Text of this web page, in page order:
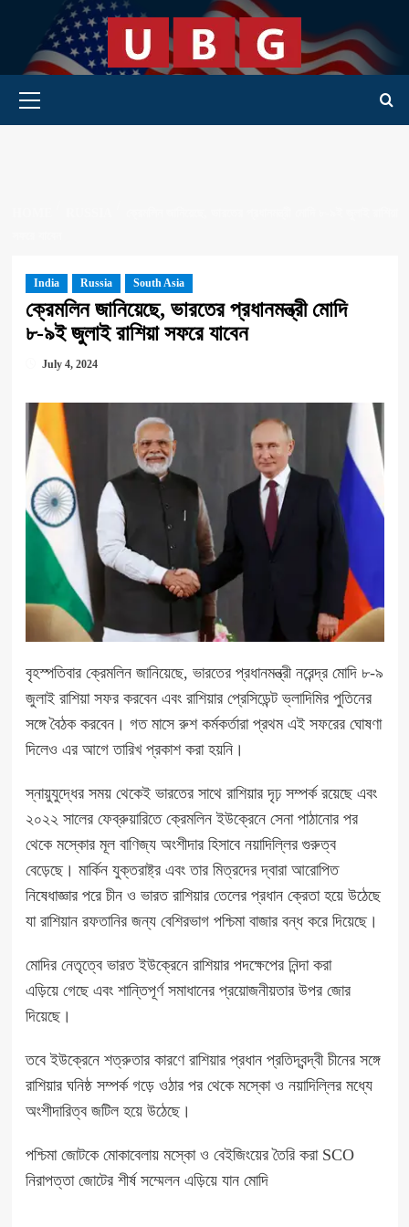
content
Primary Menu
India Russia South Asia
ক্রেমলিন জানিয়েছে, ভারতের প্রধানমন্ত্রী মোদি
৮-৯ই জুলাই রাশিয়া সফরে যাবেন
July 4, 2024
বৃহস্পতিবার ক্রেমলিন জানিয়েছে, ভারতের প্রধানমন্ত্রী নরেন্দ্র মোদি ৮-৯
জুলাই রাশিয়া সফর করবেন এবং রাশিয়ার প্রেসিডেন্ট ভ্লাদিমির পুতিনের
সঙ্গে বৈঠক করবেন। গত মাসে রুশ কর্মকর্তারা প্রথম এই সফরের ঘোষণা
দিলেও এর আগে তারিখ প্রকাশ করা হয়নি।
স্নায়ুযুদ্ধের সময় থেকেই ভারতের সাথে রাশিয়ার দৃঢ় সম্পর্ক রয়েছে এবং
২০২২ সালের ফেব্রুয়ারিতে ক্রেমলিন ইউক্রেনে সেনা পাঠানোর পর
থেকে মস্কোর মূল বাণিজ্য অংশীদার হিসাবে নয়াদিল্লির গুরুত্ব
বেড়েছে। মার্কিন যুক্তরাষ্ট্র এবং তার মিত্রদের দ্বারা আরোপিত
নিষেধাজ্ঞার পরে চীন ও ভারত রাশিয়ার তেলের প্রধান ক্রেতা হয়ে উঠেছে
যা রাশিয়ান রফতানির জন্য বেশিরভাগ পশ্চিমা বাজার বন্ধ করে দিয়েছে।
মোদির নেতৃত্বে ভারত ইউক্রেনে রাশিয়ার পদক্ষেপের নিন্দা করা
এড়িয়ে গেছে এবং শান্তিপূর্ণ সমাধানের প্রয়োজনীয়তার উপর জোর
দিয়েছে।
তবে ইউক্রেনে শত্রুতার কারণে রাশিয়ার প্রধান প্রতিদ্বন্দ্বী চীনের সঙ্গে
রাশিয়ার ঘনিষ্ঠ সম্পর্ক গড়ে ওঠার পর থেকে মস্কো ও নয়াদিল্লির মধ্যে
অংশীদারিত্ব জটিল হয়ে উঠেছে।
পশ্চিমা জোটকে মোকাবেলায় মস্কো ও বেইজিংয়ের তৈরি করা SCO
নিরাপত্তা জোটের শীর্ষ সম্মেলন এড়িয়ে যান মোদি